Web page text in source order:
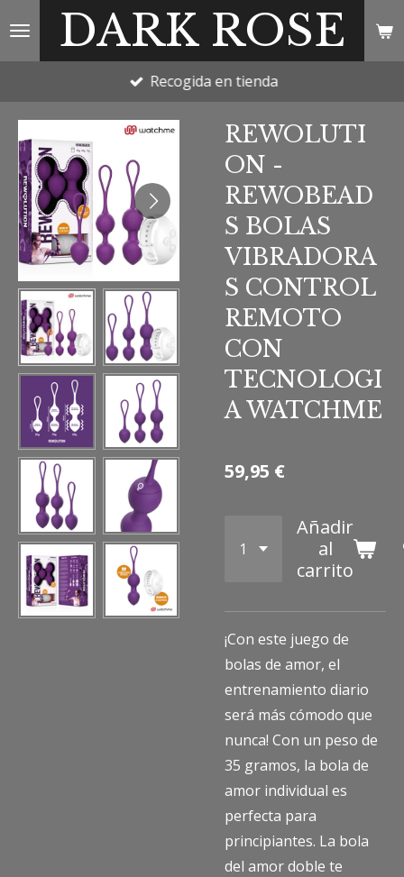
DARK ROSE
Recogida en tienda
REWOLUTI
ON -
REWOBEAD
S BOLAS
VIBRADORA
S CONTROL
REMOTO
CON
TECNOLOGI
A WATCHME
59,95 €
Añadir
al
carrito
¡Con este juego de
bolas de amor, el
entrenamiento diario
será más cómodo que
nunca! Con un peso de
35 gramos, la bola de
amor individual es
perfecta para
principiantes. La bola
del amor doble te